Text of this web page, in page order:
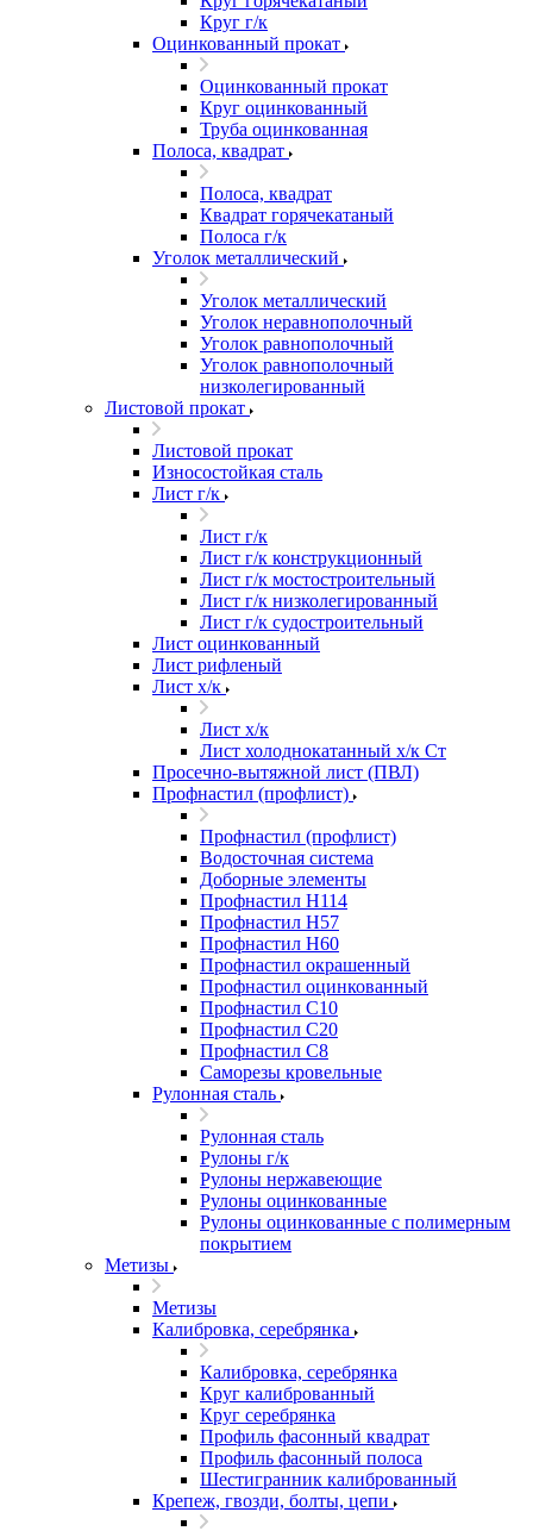
Круг г/к
Оцинкованный прокат
Оцинкованный прокат
Круг оцинкованный
Труба оцинкованная
Полоса, квадрат
Полоса, квадрат
Квадрат горячекатаный
Полоса г/к
Уголок металлический
Уголок металлический
Уголок неравнополочный
Уголок равнополочный
Уголок равнополочный
низколегированный
Листовой прокат
Листовой прокат
Износостойкая сталь
Лист г/к
Лист г/к
Лист г/к конструкционный
Лист г/к мостостроительный
Лист г/к низколегированный
Лист г/к судостроительный
Лист оцинкованный
Лист рифленый
Лист х/к
Лист х/к
Лист холоднокатанный х/к Ст
Просечно-вытяжной лист (ПВЛ)
Профнастил (профлист)
Профнастил (профлист)
Водосточная система
Доборные элементы
Профнастил Н114
Профнастил Н57
Профнастил Н60
Профнастил окрашенный
Профнастил оцинкованный
Профнастил С10
Профнастил С20
Профнастил С8
Саморезы кровельные
Рулонная сталь
Рулонная сталь
Рулоны г/к
Рулоны нержавеющие
Рулоны оцинкованные
Рулоны оцинкованные с полимерным
покрытием
Метизы
Метизы
Калибровка, серебрянка
Калибровка, серебрянка
Круг калиброванный
Круг серебрянка
Профиль фасонный квадрат
Профиль фасонный полоса
Шестигранник калиброванный
Крепеж, гвозди, болты, цепи